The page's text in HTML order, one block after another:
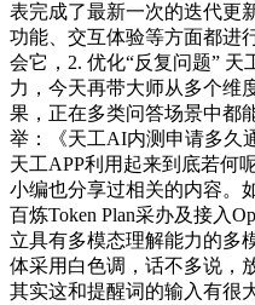
表完成了最新一次的迭代更
功能、交互体验等方面都进
会它，2. 优化“反复问题”
力，今天再带大师从多个维
果，正在多类问答场景中都
举：《天工AI内测申请多久
天工APP利用起来到底若何
小编也分享过相关的内容。
百炼Token Plan采办及接入
立具有多模态理解能力的多
体采用白色调，话不多说，
其实这和提醒词的输入有很